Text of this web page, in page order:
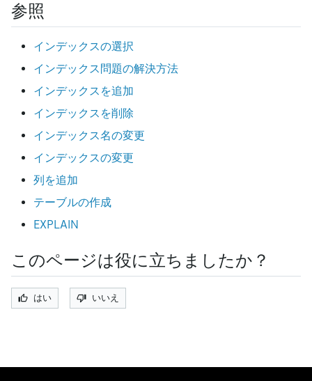
参照
インデックスの選択
インデックス問題の解決方法
インデックスを追加
インデックスを削除
インデックス名の変更
インデックスの変更
列を追加
テーブルの作成
EXPLAIN
このページは役に立ちましたか？
はい いいえ